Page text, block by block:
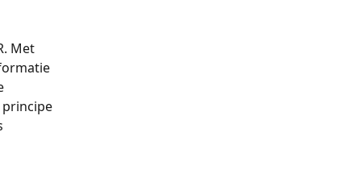
Met
principe